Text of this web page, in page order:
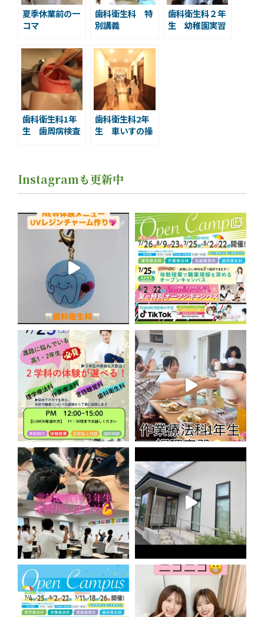
夏季休業前の一
コマ
歯科衛生科 特
別講義
歯科衛生科２年
生 幼稚園実習
歯科衛生科1年
生 歯周病検査
歯科衛生科2年
生 車いすの操
Instagramも更新中